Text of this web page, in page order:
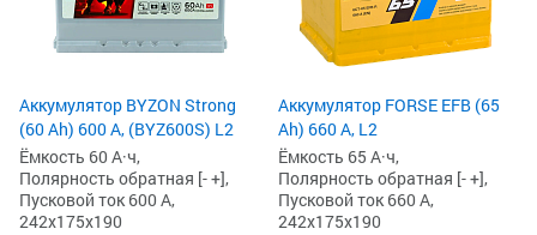
Аккумулятор BYZON Strong
(60 Ah) 600 А, (BYZ600S) L2
Ёмкость 60 А·ч,
Полярность обратная [- +],
Пусковой ток 600 А,
242x175x190
Аккумулятор FORSE EFB (65
Ah) 660 А, L2
Ёмкость 65 А·ч,
Полярность обратная [- +],
Пусковой ток 660 А,
242x175x190